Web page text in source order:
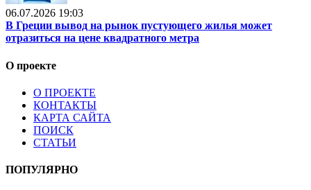
06.07.2026 19:03
В Греции вывод на рынок пустующего жилья может
отразиться на цене квадратного метра
О проекте
О ПРОЕКТЕ
КОНТАКТЫ
КАРТА САЙТА
ПОИСК
СТАТЬИ
ПОПУЛЯРНО